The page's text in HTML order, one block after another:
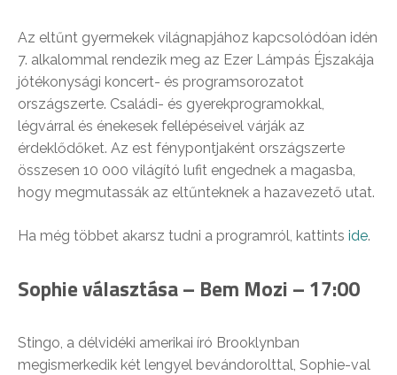
Az eltűnt gyermekek világnapjához kapcsolódóan idén
7. alkalommal rendezik meg az Ezer Lámpás Éjszakája
jótékonysági koncert- és programsorozatot
országszerte. Családi- és gyerekprogramokkal,
légvárral és énekesek fellépéseivel várják az
érdeklődőket. Az est fénypontjaként országszerte
összesen 10 000 világító lufit engednek a magasba,
hogy megmutassák az eltűnteknek a hazavezető utat.
Ha még többet akarsz tudni a programról, kattints ide.
Sophie választása – Bem Mozi – 17:00
Stingo, a délvidéki amerikai író Brooklynban
megismerkedik két lengyel bevándorolttal, Sophie-val